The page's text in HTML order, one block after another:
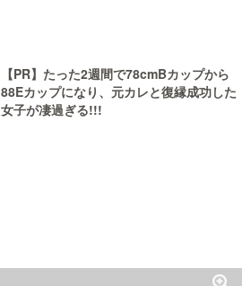
【PR】たった2週間で78cmBカップから
88Eカップになり、元カレと復縁成功した
女子が凄過ぎる!!!